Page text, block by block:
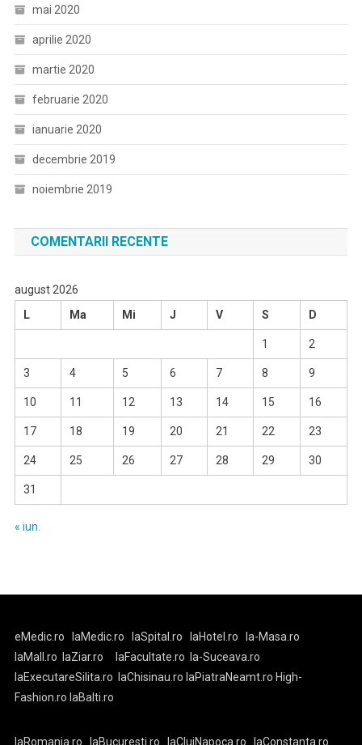
mai 2020
aprilie 2020
martie 2020
februarie 2020
ianuarie 2020
decembrie 2019
noiembrie 2019
COMENTARII RECENTE
august 2026
L
Ma Mi J V S D
1 2
3 4 5 6 7 8 9
10 11 12 13 14 15 16
17 18 19 20 21 22 23
24 25 26 27 28 29 30
31
« iun.
eMedic.ro laMedic.ro laSpital.ro laHotel.ro
la-Masa.ro
laMall.ro
laZiar.ro laFacultate.ro
la-Suceava.ro
laExecutareSilita.ro
laChisinau.ro laPiatraNeamt.ro High-
Fashion.ro laBalti.ro
laRomania.ro laBucuresti.ro laClujNapoca.ro laConstanta.ro